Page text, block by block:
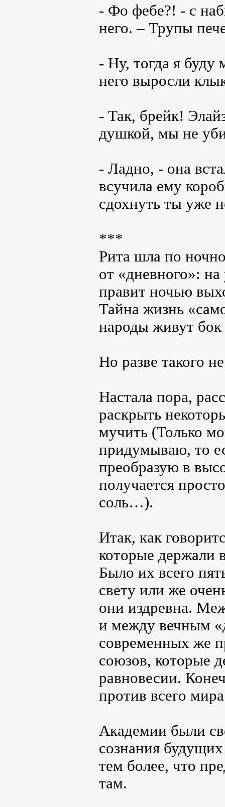
- Фо фебе?! - с
него. – Трупы
- Ну, тогда я
него выросли
- Так, брейк!
душкой, мы не
- Ладно, - она
всучила ему
сдохнуть ты уже
***
Рита шла по
от «дневного»:
правит ночью
Тайна жизнь
народы живут
Но разве такого
Настала пора,
раскрыть
мучить (Только
придумываю, то
преобразую в
получается
соль…).
Итак, как
которые держали
Было их всего
свету или же
они издревна.
и между вечным
современных же
союзов, которые
равновесии.
против всего
Академии были
сознания
тем более, что
там.